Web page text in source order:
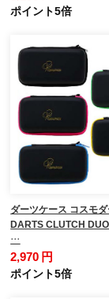
ポイント5倍
ダーツケース コスモ
DARTS CLUTCH
…
2,970 円
ポイント5倍